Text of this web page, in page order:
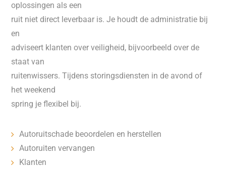
oplossingen als een
ruit niet direct leverbaar is. Je houdt de administratie bij
en
adviseert klanten over veiligheid, bijvoorbeeld over de
staat van
ruitenwissers. Tijdens storingsdiensten in de avond of
het weekend
spring je flexibel bij.
Autoruitschade beoordelen en herstellen
Autoruiten vervangen
Klanten